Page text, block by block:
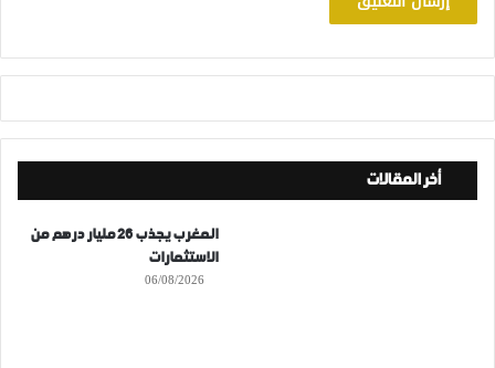
أخر المقالات
المغرب يجذب 26 مليار درهم من
الاستثمارات
06/08/2026